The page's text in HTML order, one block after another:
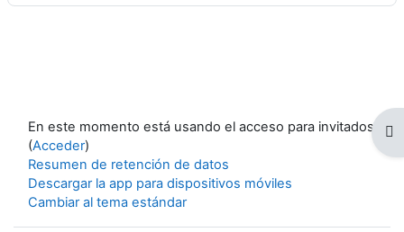
En este momento está usando el acceso para invitados
(Acceder)
Resumen de retención de datos
Descargar la app para dispositivos móviles
Cambiar al tema estándar